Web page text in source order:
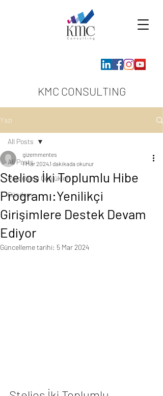
KMC CONSULTING
Yazı
All Posts
Pazarlama Günlükleri
Gündem
All Posts
Stelios İki Toplumlu Hibe
Programı:Yenilikçi
Girişimlere Destek Devam
Ediyor
gizemmentes
1 Mar 20241 dakikada okunur
Güncelleme tarihi: 5 Mar 2024